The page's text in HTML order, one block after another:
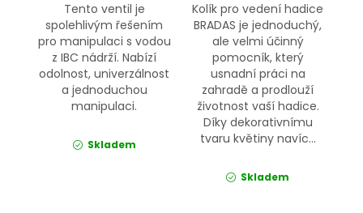
Tento ventil je
spolehlivým řešením
pro manipulaci s vodou
z IBC nádrží. Nabízí
odolnost, univerzálnost
a jednoduchou
manipulaci.
Skladem
Kolík pro vedení hadice
BRADAS je jednoduchý,
ale velmi účinný
pomocník, který
usnadní práci na
zahradě a prodlouží
životnost vaší hadice.
Díky dekorativnímu
tvaru květiny navíc...
Skladem